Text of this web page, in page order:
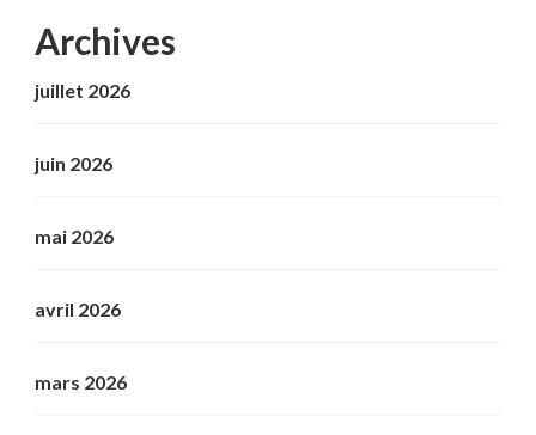
Archives
juillet 2026
juin 2026
mai 2026
avril 2026
mars 2026